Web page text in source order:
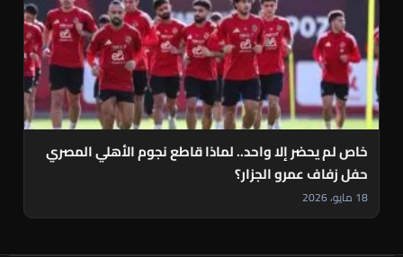
خاص لم يحضر إلا واحد.. لماذا قاطع نجوم الأهلي المصري
حفل زفاف عمرو الجزار؟
18 مايو، 2026